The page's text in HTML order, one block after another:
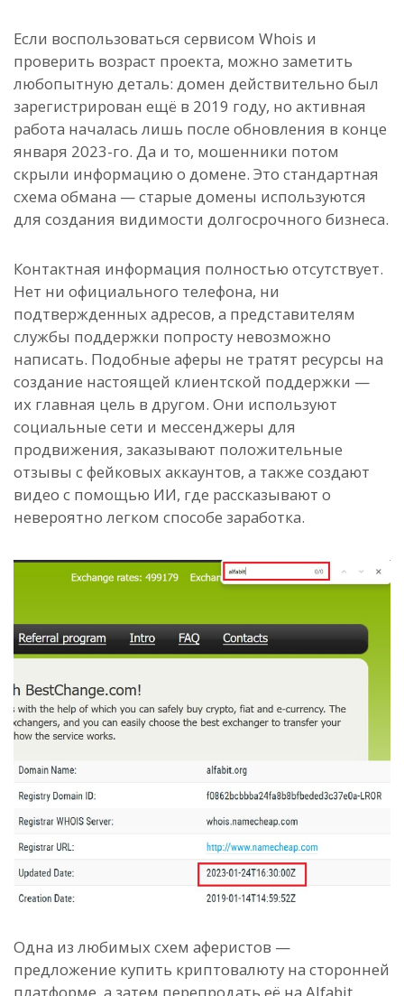
Если воспользоваться сервисом Whois и
проверить возраст проекта, можно заметить
любопытную деталь: домен действительно был
зарегистрирован ещё в 2019 году, но активная
работа началась лишь после обновления в конце
января 2023-го. Да и то, мошенники потом
скрыли информацию о домене. Это стандартная
схема обмана — старые домены используются
для создания видимости долгосрочного бизнеса.
Контактная информация полностью отсутствует.
Нет ни официального телефона, ни
подтвержденных адресов, а представителям
службы поддержки попросту невозможно
написать. Подобные аферы не тратят ресурсы на
создание настоящей клиентской поддержки —
их главная цель в другом. Они используют
социальные сети и мессенджеры для
продвижения, заказывают положительные
отзывы с фейковых аккаунтов, а также создают
видео с помощью ИИ, где рассказывают о
невероятно легком способе заработка.
Одна из любимых схем аферистов —
предложение купить криптовалюту на сторонней
платформе, а затем перепродать её на Alfabit